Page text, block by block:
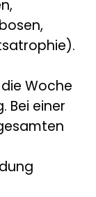
Woche
Bei einer